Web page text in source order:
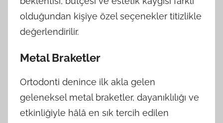
olduğundan kişiye özel seçenekler titizlikle
değerlendirilir.
Metal Braketler
Ortodonti denince ilk akla gelen
geleneksel metal braketler, dayanıklılığı ve
etkinliğiyle hâlâ en sık tercih edilen